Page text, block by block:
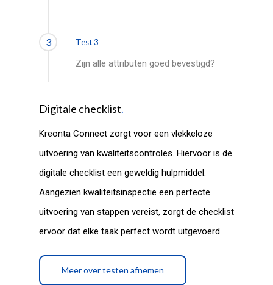
3 Test 3
Zijn alle attributen goed bevestigd?
Digitale checklist.
Kreonta Connect zorgt voor een vlekkeloze
uitvoering van kwaliteitscontroles. Hiervoor is de
digitale checklist een geweldig hulpmiddel.
Aangezien kwaliteitsinspectie een perfecte
uitvoering van stappen vereist, zorgt de checklist
ervoor dat elke taak perfect wordt uitgevoerd.
Meer over testen afnemen